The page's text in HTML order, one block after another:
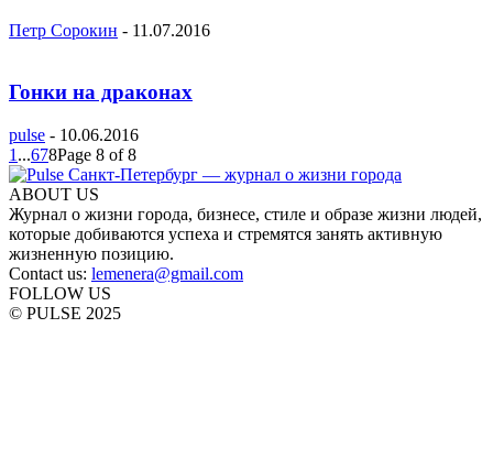
Петр Сорокин - 11.07.2016
Гонки на драконах
pulse - 10.06.2016
1 ...678Page 8 of 8
ABOUT US
Журнал о жизни города, бизнесе, стиле и образе жизни людей,
которые добиваются успеха и стремятся занять активную
жизненную позицию.
Contact us: lemenera@gmail.com
FOLLOW US
© PULSE 2025